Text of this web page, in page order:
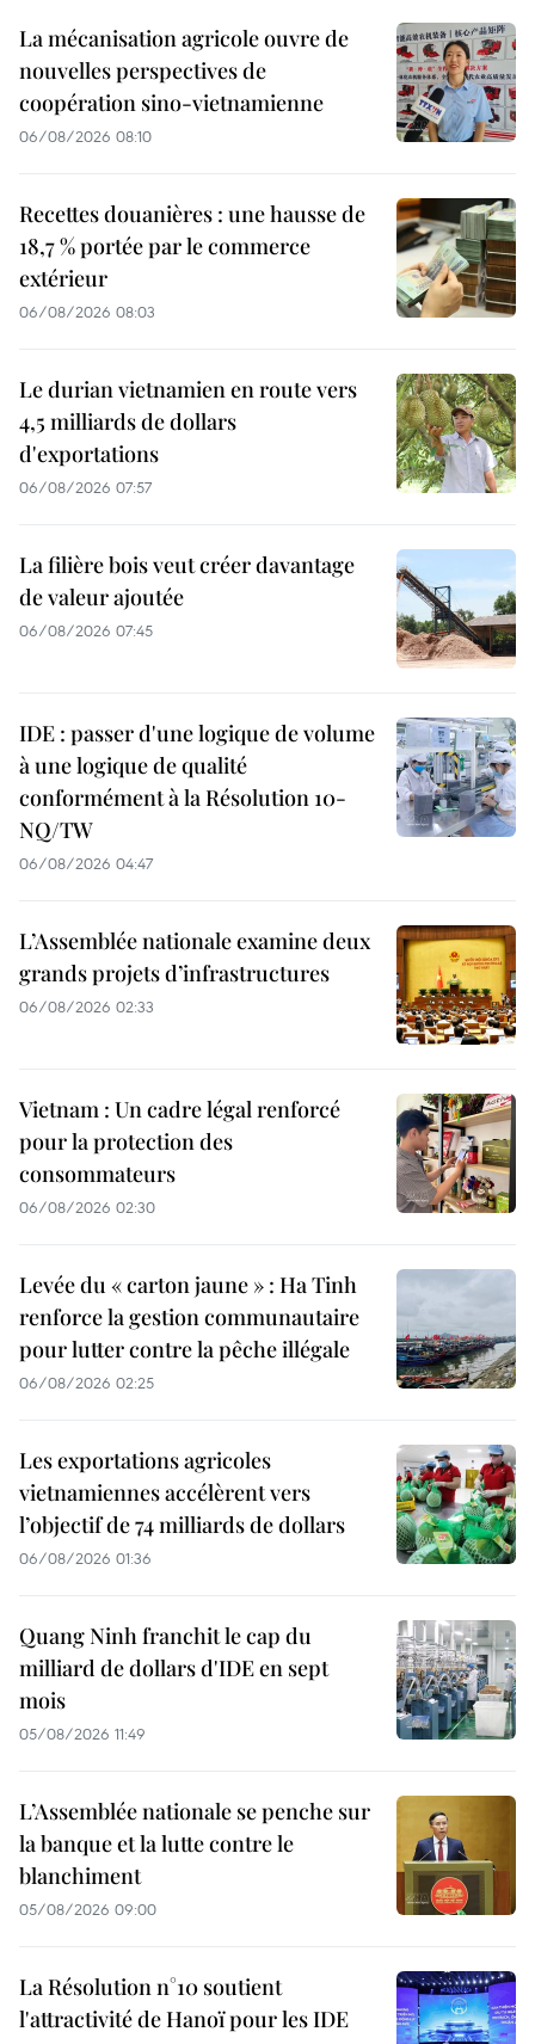
La mécanisation agricole ouvre de
nouvelles perspectives de
coopération sino-vietnamienne
06/08/2026 08:10
Recettes douanières : une hausse de
18,7 % portée par le commerce
extérieur
06/08/2026 08:03
Le durian vietnamien en route vers
4,5 milliards de dollars
d'exportations
06/08/2026 07:57
La filière bois veut créer davantage
de valeur ajoutée
06/08/2026 07:45
IDE : passer d'une logique de volume
à une logique de qualité
conformément à la Résolution 10-
NQ/TW
06/08/2026 04:47
L’Assemblée nationale examine deux
grands projets d’infrastructures
06/08/2026 02:33
Vietnam : Un cadre légal renforcé
pour la protection des
consommateurs
06/08/2026 02:30
Levée du « carton jaune » : Ha Tinh
renforce la gestion communautaire
pour lutter contre la pêche illégale
06/08/2026 02:25
Les exportations agricoles
vietnamiennes accélèrent vers
l’objectif de 74 milliards de dollars
06/08/2026 01:36
Quang Ninh franchit le cap du
milliard de dollars d'IDE en sept
mois
05/08/2026 11:49
L’Assemblée nationale se penche sur
la banque et la lutte contre le
blanchiment
05/08/2026 09:00
La Résolution n°10 soutient
l'attractivité de Hanoï pour les IDE